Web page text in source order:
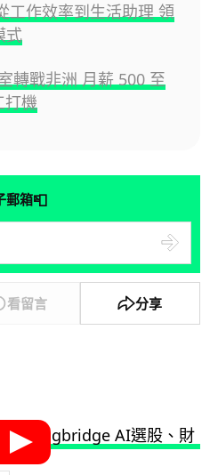
工作效率到生活助理 領
式
轉戰非洲 月薪 500 至
打機
郵箱📮
看留言 分享